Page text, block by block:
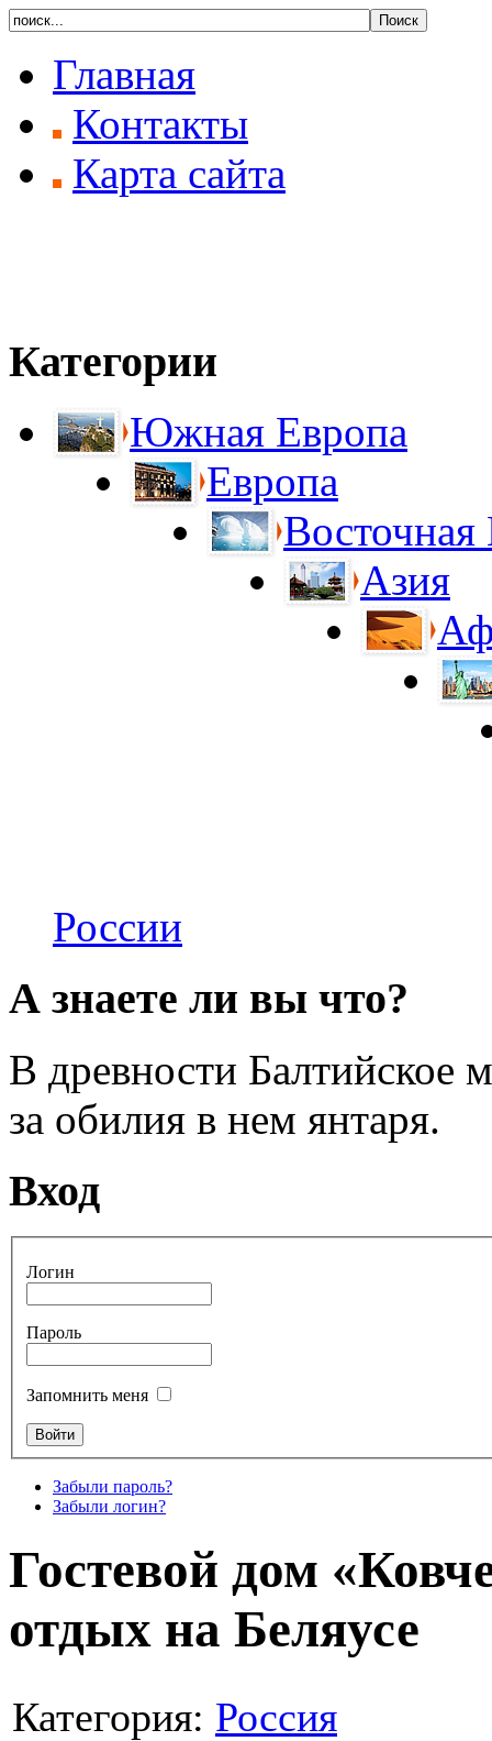
Главная
Контакты
Карта сайта
Категории
Южная Европа
Европа
Восточная
Азия
России
А знаете ли вы что?
В древности Балтийское
за обилия в нем янтаря.
Вход
Логин
Пароль
Запомнить меня
Забыли пароль?
Забыли логин?
Гостевой дом
отдых на Беляусе
Категория: Россия